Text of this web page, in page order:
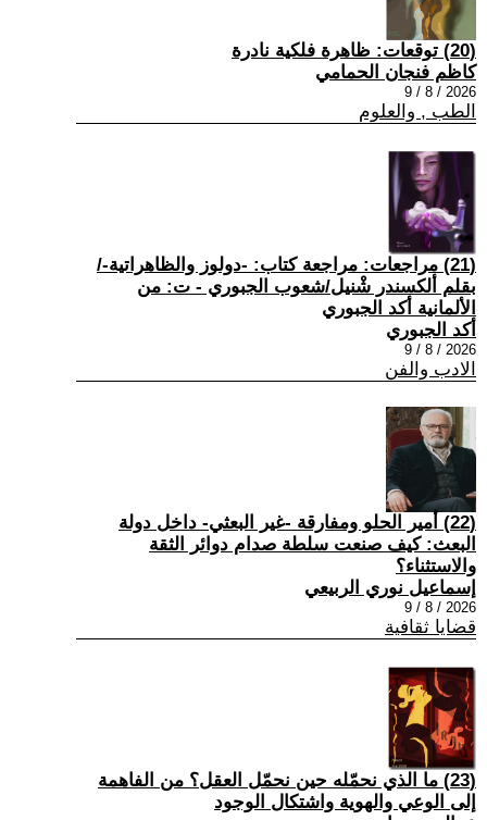
(20) توقعات: ظاهرة فلكية نادرة
كاظم فنجان الحمامي
2026 / 8 / 9
الطب , والعلوم
(21) مراجعات: مراجعة كتاب: -دولوز والظاهراتية-/
بقلم ألكسندر شْنيل/شعوب الجبوري - ت: من
الألمانية أكد الجبوري
أكد الجبوري
2026 / 8 / 9
الادب والفن
(22) أمير الحلو ومفارقة -غير البعثي- داخل دولة
البعث: كيف صنعت سلطة صدام دوائر الثقة
والاستثناء؟
إسماعيل نوري الربيعي
2026 / 8 / 9
قضايا ثقافية
(23) ما الذي نحمّله حين نحمّل العقل؟ من الفاهمة
إلى الوعي والهوية واشتكال الوجود